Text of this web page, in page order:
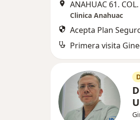
Clinica Anahuac
Acepta Plan
Primera visita